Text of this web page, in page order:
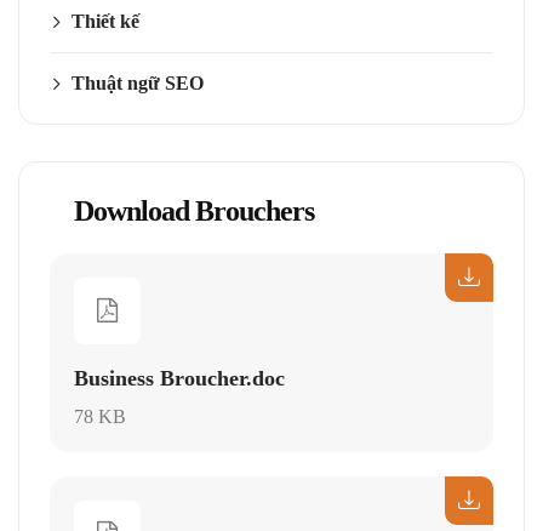
Thiết kế
Thuật ngữ SEO
Download Brouchers
Business Broucher.doc
78 KB